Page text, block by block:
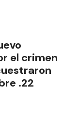
el crimen
.22